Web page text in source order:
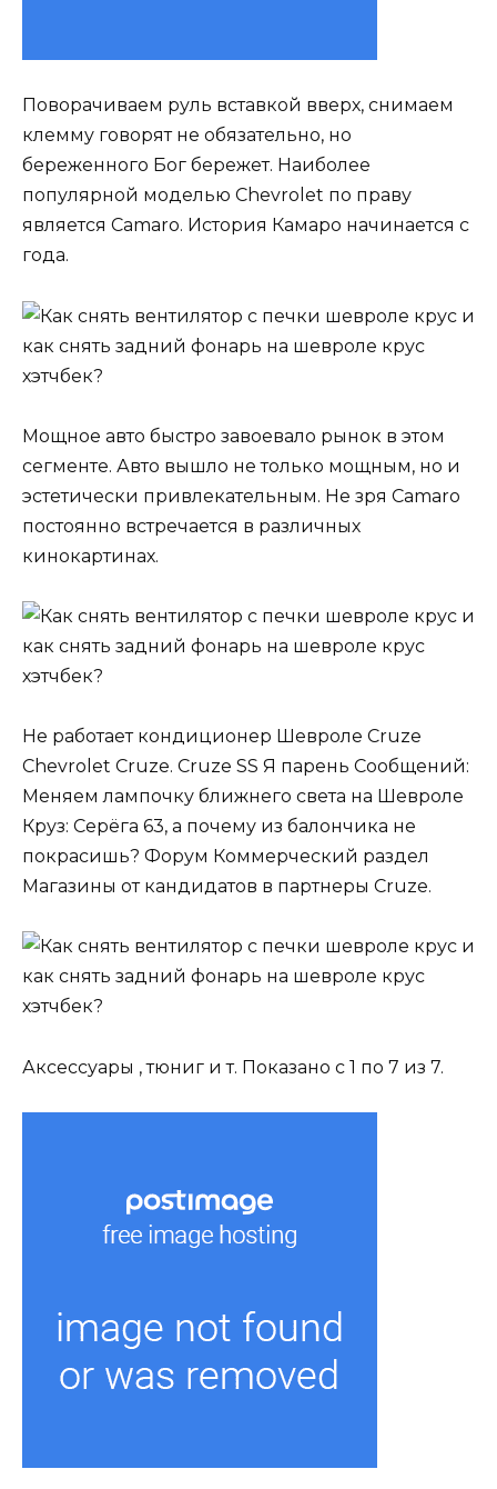
Поворачиваем руль вставкой вверх, снимаем
клемму говорят не обязательно, но
береженного Бог бережет. Наиболее
популярной моделью Chevrolet по праву
является Camaro. История Камаро начинается с
года.
Мощное авто быстро завоевало рынок в этом
сегменте. Авто вышло не только мощным, но и
эстетически привлекательным. Не зря Camaro
постоянно встречается в различных
кинокартинах.
Не работает кондиционер Шевроле Cruze
Chevrolet Cruze. Cruze SS Я парень Сообщений:
Меняем лампочку ближнего света на Шевроле
Круз: Серёга 63, а почему из балончика не
покрасишь? Форум Коммерческий раздел
Магазины от кандидатов в партнеры Cruze.
Аксессуары , тюниг и т. Показано с 1 по 7 из 7.